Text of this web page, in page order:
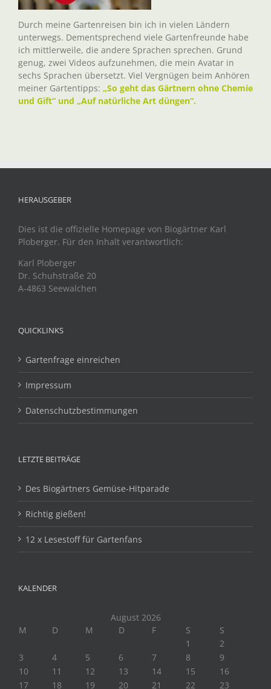
Durch meine Gartenreisen bin ich in vielen Ländern
unterwegs. Dementsprechend viele Gartenfreunde habe
ich mittlerweile, die andere Sprachen sprechen. Grund
genug, zwei Videos aufzunehmen, die mein Avatar in
sechs Sprachen übersetzt. Viel Vergnügen beim Anhören
meiner Gartentipps: „So geht das Gärtnern ohne Chemie
und Gift“ und „Auf natürliche Art düngen“.
HERAUSGEBER
Dies ist die offizielle Homepage von Biogärtner Karl
Ploberger. Für den Inhalt verantwortlich:
Karl Ploberger
Dr. Schuhstraße 20
A-4863 Seewalchen
QUICKLINKS
Gartenfrage einreichen
Impressum
Datenschutzbestimmungen
LETZTE BEITRÄGE
Des Biogärtners Gemüse-Hitparade
Richtig gießen!
12 x Lesestoff für Gartenfans
KALENDER
August 2026
M
D M D F S
S
1
2
3
4 5 6 7 8
9
10
11 12 13 14 15
16
17
18 19 20 21 22 23